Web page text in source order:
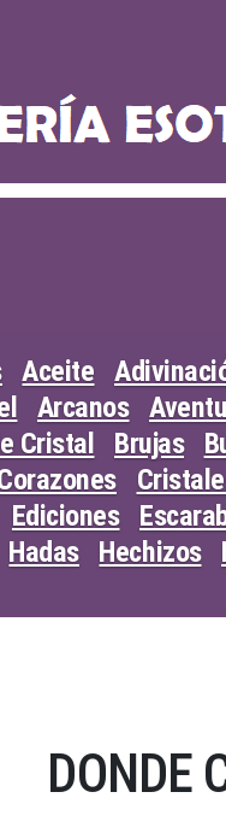
Aceite
Arcanos
Cristal
Brujas
Ediciones
Hadas Hechizos
DONDE